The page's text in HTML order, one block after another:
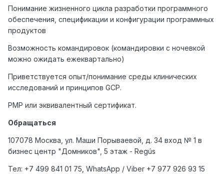
Понимание жизненного цикла разработки программного
обеспечения, спецификации и конфигурации программных
продуктов
Возможность командировок (командировки с ночевкой
можно ожидать ежеквартально)
Приветствуется опыт/понимание среды клинических
исследований и принципов GCP.
PMP или эквивалентный сертификат.
Обращаться
107078 Москва, ул. Маши Порываевой, д. 34 вход № 1 в
бизнес центр "Домников", 5 этаж - Regús
Тел: +7 499 841 01 75, WhatsApp / Viber +7 977 926 93 15